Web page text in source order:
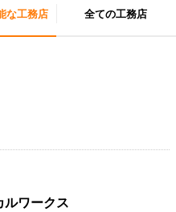
な工務店 全ての工務店
ワークス